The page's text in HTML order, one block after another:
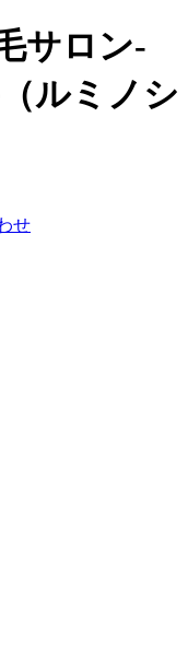
サロン-
ルミノシ